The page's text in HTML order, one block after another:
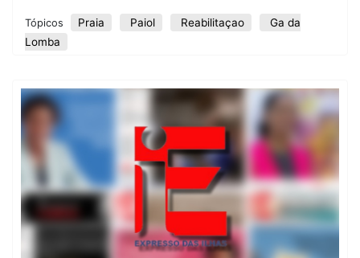
Tópicos Praia Paiol Reabilitaçao
Ga da
Lomba